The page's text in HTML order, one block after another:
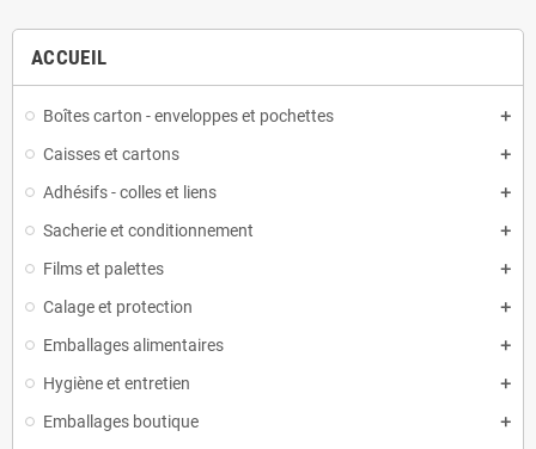
ACCUEIL
Boîtes carton - enveloppes et pochettes
Caisses et cartons
Adhésifs - colles et liens
Sacherie et conditionnement
Films et palettes
Calage et protection
Emballages alimentaires
Hygiène et entretien
Emballages boutique